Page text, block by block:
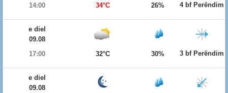
14:00
34°C 26% 4 bf Perëndim
e diel
09.08
17:00
32°C 30% 3 bf Perëndim
e diel
09.08